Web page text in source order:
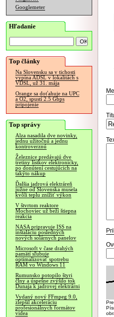
Googlemeter
Hľadanie
Top články
Na Slovensku sa v tichosti
vypína ADSL v lokalitách s
VDSL, už 31. mája
Orange sa doťahuje na UPC
a O2, spustí 2.5 Gbps
pripojenie
Top správy
Alza nasadila dve novinky,
jednu užitočnú a jednu
kontroverznú
Železnice predávajú dve
tretiny lístkov elektronicky,
po donútení cestujúcich na
takýto nákup
Ďalšia jadrová elektráreň
južne od Slovenska musela
kvôli teplu znížiť výkon
V štvrtom reaktore
Mochoviec už beží štiepna
reakcia
NASA pripravuje ISS na
inštaláciu posledných
nových solárnych panelov
Microsoft v čase drahých
pamätí sľubuje
optimalizovať spotrebu
RAM vo Windows 11
Rumunsko potopilo štyri
člny a úspešne zvýšilo tok
Dunaja k jadrovej elektrárni
Vydaný nový FFmpeg 9.0,
zlepšil akceleráciu
profesionálnych formátov
videa